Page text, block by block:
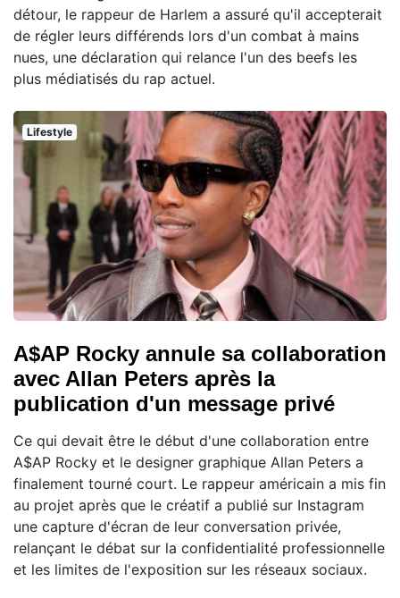
détour, le rappeur de Harlem a assuré qu'il accepterait
de régler leurs différends lors d'un combat à mains
nues, une déclaration qui relance l'un des beefs les
plus médiatisés du rap actuel.
Lifestyle
A$AP Rocky annule sa collaboration
avec Allan Peters après la
publication d'un message privé
Ce qui devait être le début d'une collaboration entre
A$AP Rocky et le designer graphique Allan Peters a
finalement tourné court. Le rappeur américain a mis fin
au projet après que le créatif a publié sur Instagram
une capture d'écran de leur conversation privée,
relançant le débat sur la confidentialité professionnelle
et les limites de l'exposition sur les réseaux sociaux.